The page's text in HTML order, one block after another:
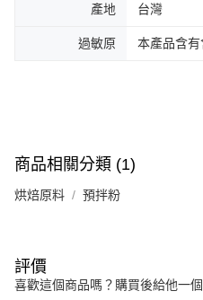
產地 台灣
過敏原 本產品含
商品相關分類 (1)
烘焙原料 預拌粉
評價
喜歡這個商品嗎？購買後給他一